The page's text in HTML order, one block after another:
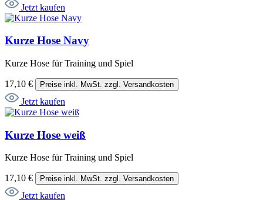
Jetzt kaufen
Kurze Hose Navy
Kurze Hose für Training und Spiel
17,10 € Preise inkl. MwSt. zzgl. Versandkosten
Jetzt kaufen
Kurze Hose weiß
Kurze Hose für Training und Spiel
17,10 € Preise inkl. MwSt. zzgl. Versandkosten
Jetzt kaufen